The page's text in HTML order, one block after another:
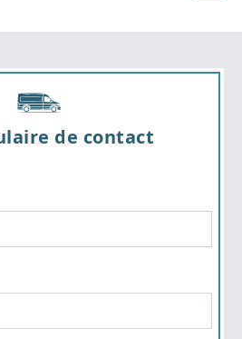
de contact